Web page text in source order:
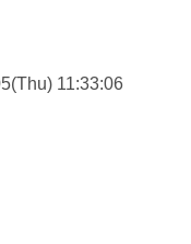
11:33:06